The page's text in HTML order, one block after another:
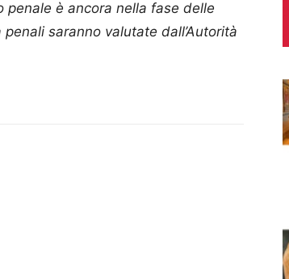
è ancora nella fase delle
saranno valutate dall’Autorità